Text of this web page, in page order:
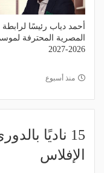
أحمد دياب رئيسًا لرابطة
المصرية المحترفة
2026-2027
منذ أسبوع
15 ناديًا
الإفلاس